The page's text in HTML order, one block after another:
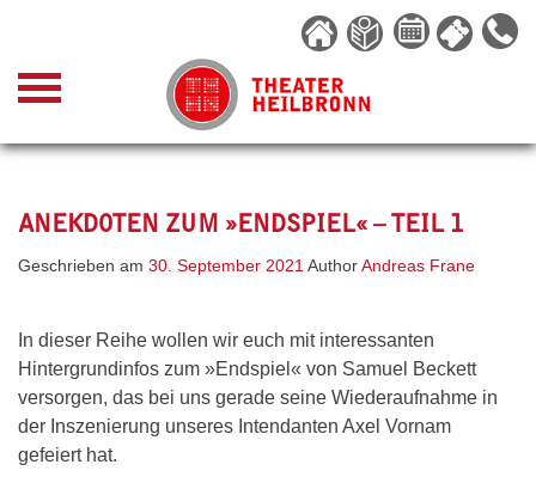
content
ANEKDOTEN ZUM »ENDSPIEL« – TEIL 1
Geschrieben am 30. September 2021 AuthorAndreas Frane
In dieser Reihe wollen wir euch mit interessanten
Hintergrundinfos zum »Endspiel« von Samuel Beckett
versorgen, das bei uns gerade seine Wiederaufnahme in
der Inszenierung unseres Intendanten Axel Vornam
gefeiert hat.